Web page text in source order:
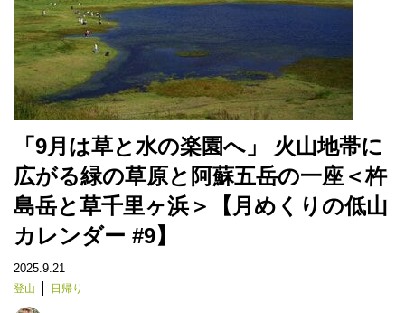
「9月は草と水の楽園へ」 火山地帯に
広がる緑の草原と阿蘇五岳の一座＜杵
島岳と草千里ヶ浜＞【月めくりの低山
カレンダー #9】
2025.9.21
登山 日帰り